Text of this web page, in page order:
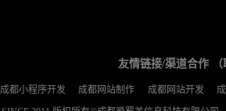
友情链接/渠道合作 （
成都小程序开发 成都网站制作 成都网站开发